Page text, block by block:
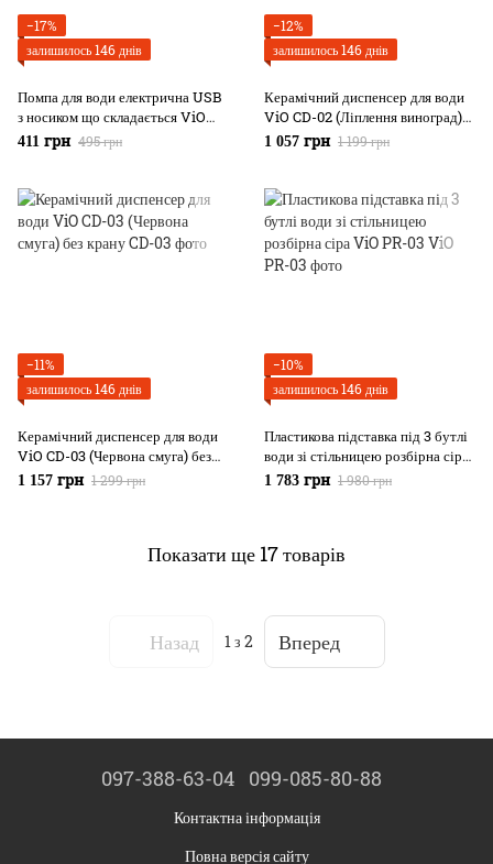
−17%
залишилось 146 днів
Помпа для води електрична USB
з носиком що складається ViO
E23 pink
411 грн 495 грн
−12%
залишилось 146 днів
Керамічний диспенсер для води
ViO CD-02 (Ліплення виноград)
без крану
1 057 грн 1 199 грн
−11%
залишилось 146 днів
Керамічний диспенсер для води
ViO CD-03 (Червона смуга) без
крану
1 157 грн 1 299 грн
−10%
залишилось 146 днів
Пластикова підставка під 3 бутлі
води зі стільницею розбірна сіра
ViO PR-03
1 783 грн 1 980 грн
Показати ще 17 товарів
Назад 1з 2 Вперед
097-388-63-04 099-085-80-88
Контактна інформація
Повна версія сайту